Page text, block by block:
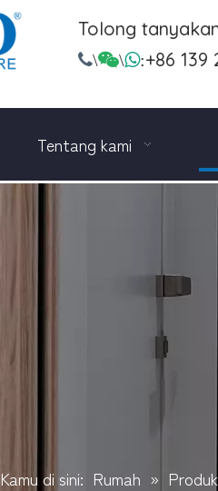
Tolong
\\:+86 139
Tentang kami
Kamu di sini: Rumah » Produk